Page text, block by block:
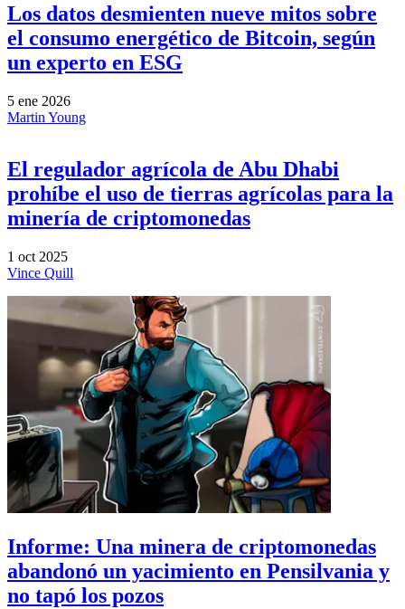
Los datos desmienten nueve mitos sobre
el consumo energético de Bitcoin, según
un experto en ESG
5 ene 2026
Martin Young
El regulador agrícola de Abu Dhabi
prohíbe el uso de tierras agrícolas para la
minería de criptomonedas
1 oct 2025
Vince Quill
Informe: Una minera de criptomonedas
abandonó un yacimiento en Pensilvania y
no tapó los pozos